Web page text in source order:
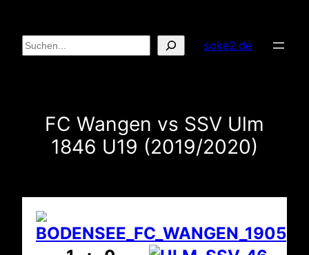
Inhalt
springen
Suchen soke2.de
FC Wangen vs SSV Ulm
1846 U19 (2019/2020)